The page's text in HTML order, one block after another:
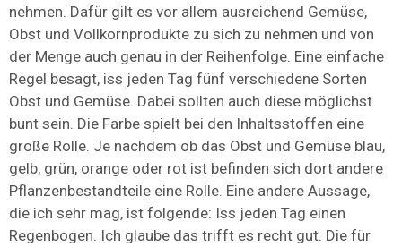
nehmen. Dafür gilt es vor allem ausreichend Gemüse,
Obst und Vollkornprodukte zu sich zu nehmen und von
der Menge auch genau in der Reihenfolge. Eine einfache
Regel besagt, iss jeden Tag fünf verschiedene Sorten
Obst und Gemüse. Dabei sollten auch diese möglichst
bunt sein. Die Farbe spielt bei den Inhaltsstoffen eine
große Rolle. Je nachdem ob das Obst und Gemüse blau,
gelb, grün, orange oder rot ist befinden sich dort andere
Pflanzenbestandteile eine Rolle. Eine andere Aussage,
die ich sehr mag, ist folgende: Iss jeden Tag einen
Regenbogen. Ich glaube das trifft es recht gut. Die für